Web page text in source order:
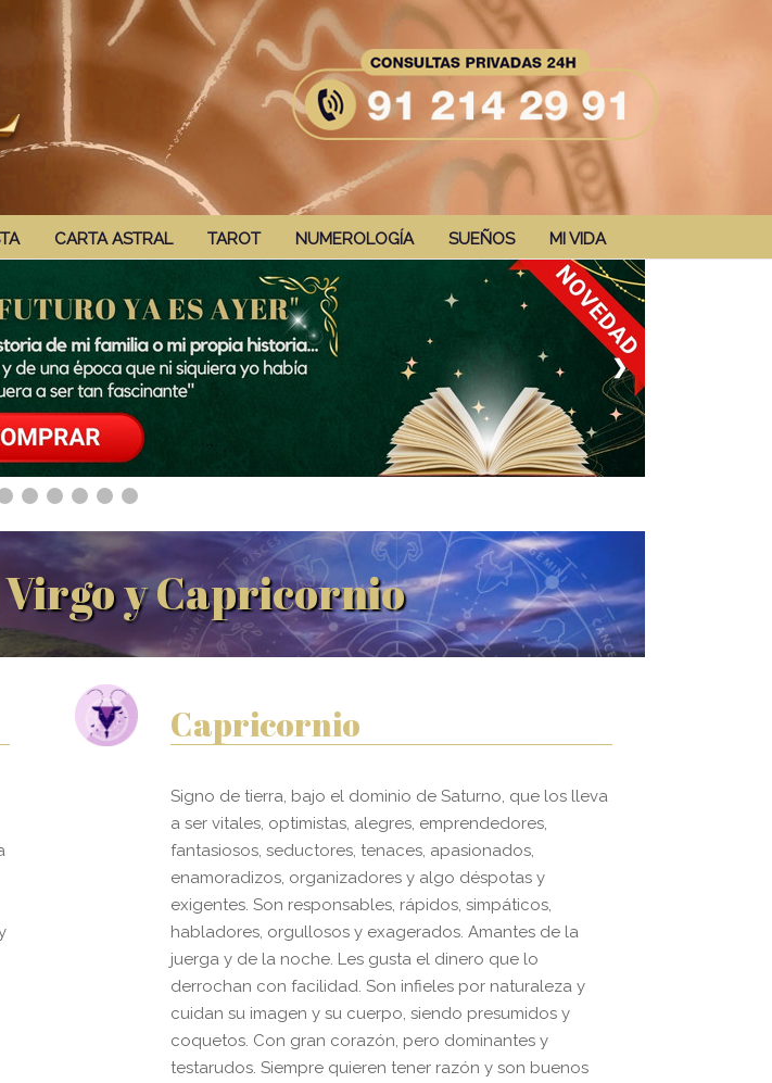
CARTA ASTRAL TAROT NUMEROLOGÍA SUEÑOS MI VIDA
❯
y Capricornio
Capricornio
Signo de tierra, bajo el dominio de Saturno, que los lleva
a ser vitales, optimistas, alegres, emprendedores,
fantasiosos, seductores, tenaces, apasionados,
enamoradizos, organizadores y algo déspotas y
exigentes. Son responsables, rápidos, simpáticos,
habladores, orgullosos y exagerados. Amantes de la
juerga y de la noche. Les gusta el dinero que lo
derrochan con facilidad. Son infieles por naturaleza y
cuidan su imagen y su cuerpo, siendo presumidos y
coquetos. Con gran corazón, pero dominantes y
testarudos. Siempre quieren tener razón y son buenos